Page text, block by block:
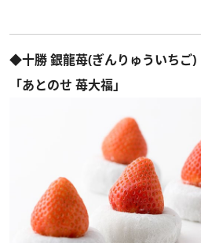
◆十勝 銀龍苺(ぎんりゅういちご)
「あとのせ 苺大福」